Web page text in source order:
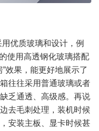
优质玻璃和设计，例
使用高透钢化玻璃搭配
效果，能更好地展示了
往往采用普通玻璃或者
乏通透、高级感。再说
去毛刺处理，装机时候
安装主板、显卡时候甚